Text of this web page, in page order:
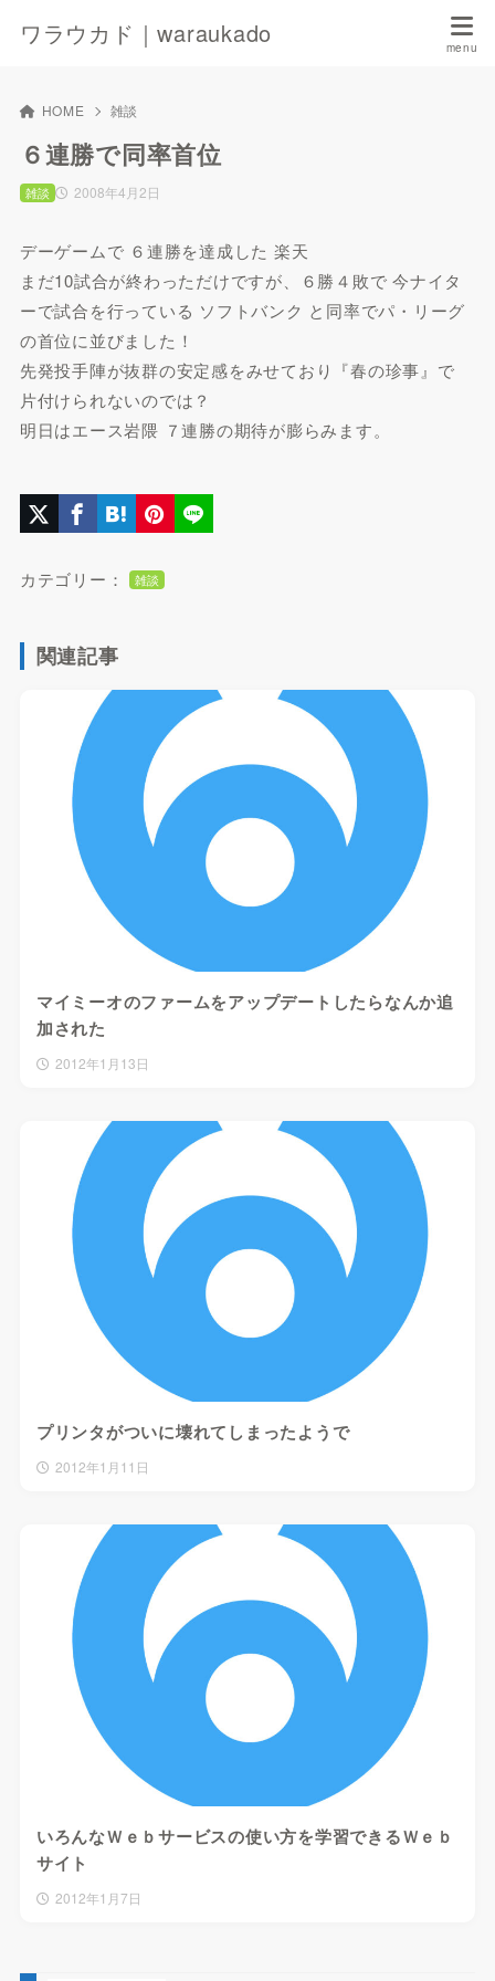
ワラウカド｜waraukado
HOME 雑談
６連勝で同率首位
2008年4月2日
雑談
デーゲームで ６連勝を達成した 楽天
まだ10試合が終わっただけですが、６勝４敗で 今ナイタ
ーで試合を行っている ソフトバンク と同率でパ・リーグ
の首位に並びました！
先発投手陣が抜群の安定感をみせており『春の珍事』で
片付けられないのでは？
明日はエース岩隈 ７連勝の期待が膨らみます。
カテゴリー： 雑談
関連記事
マイミーオのファームをアップデートしたらなんか追
加された
2012年1月13日
プリンタがついに壊れてしまったようで
2012年1月11日
いろんなＷｅｂサービスの使い方を学習できるＷｅｂ
サイト
2012年1月7日